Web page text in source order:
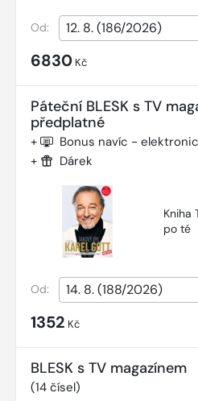
Od:
6830 Kč
Páteční BLESK s TV
předplatné
+ Bonus navíc -
+ Dárek
Kniha
po té
Od:
1352 Kč
BLESK s TV magazínem
(14 čísel)